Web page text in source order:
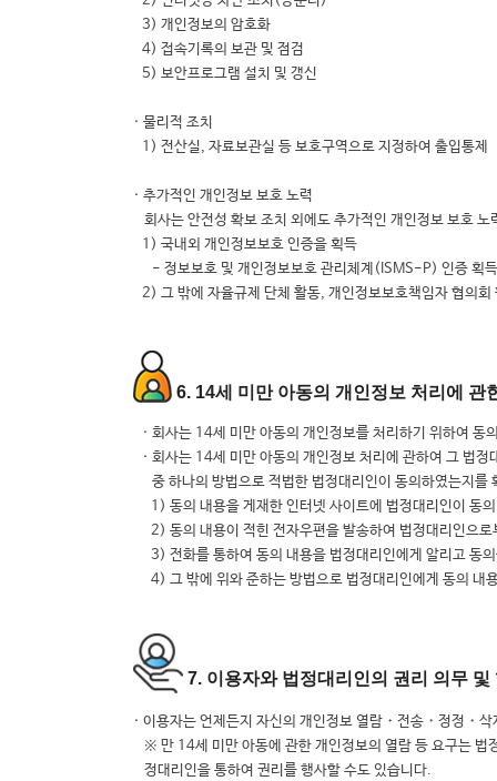
3) 개인정보의 암호화
4) 접속기록의 보관 및 점검
5) 보안프로그램 설치 및 갱신
· 물리적 조치
1) 전산실, 자료보관실 등 보호구역으로 지정하여 출입통제
· 추가적인 개인정보 보호 노력
회사는 안전성 확보 조치 외에도 추가적인 개인정보 보호
1) 국내외 개인정보보호 인증을 획득
- 정보보호 및 개인정보보호 관리체계(ISMS-P) 인증 획
2) 그 밖에 자율규제 단체 활동, 개인정보보호책임자 협의
6. 14세 미만 아동의 개인정보 처리에 관
· 회사는 14세 미만 아동의 개인정보를 처리하기 위하여
· 회사는 14세 미만 아동의 개인정보 처리에 관하여 그 법
중 하나의 방법으로 적법한 법정대리인이 동의하였는지를
1) 동의 내용을 게재한 인터넷 사이트에 법정대리인이 동
2) 동의 내용이 적힌 전자우편을 발송하여 법정대리인으로
3) 전화를 통하여 동의 내용을 법정대리인에게 알리고 동
4) 그 밖에 위와 준하는 방법으로 법정대리인에게 동의 내
7. 이용자와 법정대리인의 권리 의무 및
· 이용자는 언제든지 자신의 개인정보 열람・전송・정정・
※ 만 14세 미만 아동에 관한 개인정보의 열람 등 요구는 법
정대리인을 통하여 권리를 행사할 수도 있습니다.